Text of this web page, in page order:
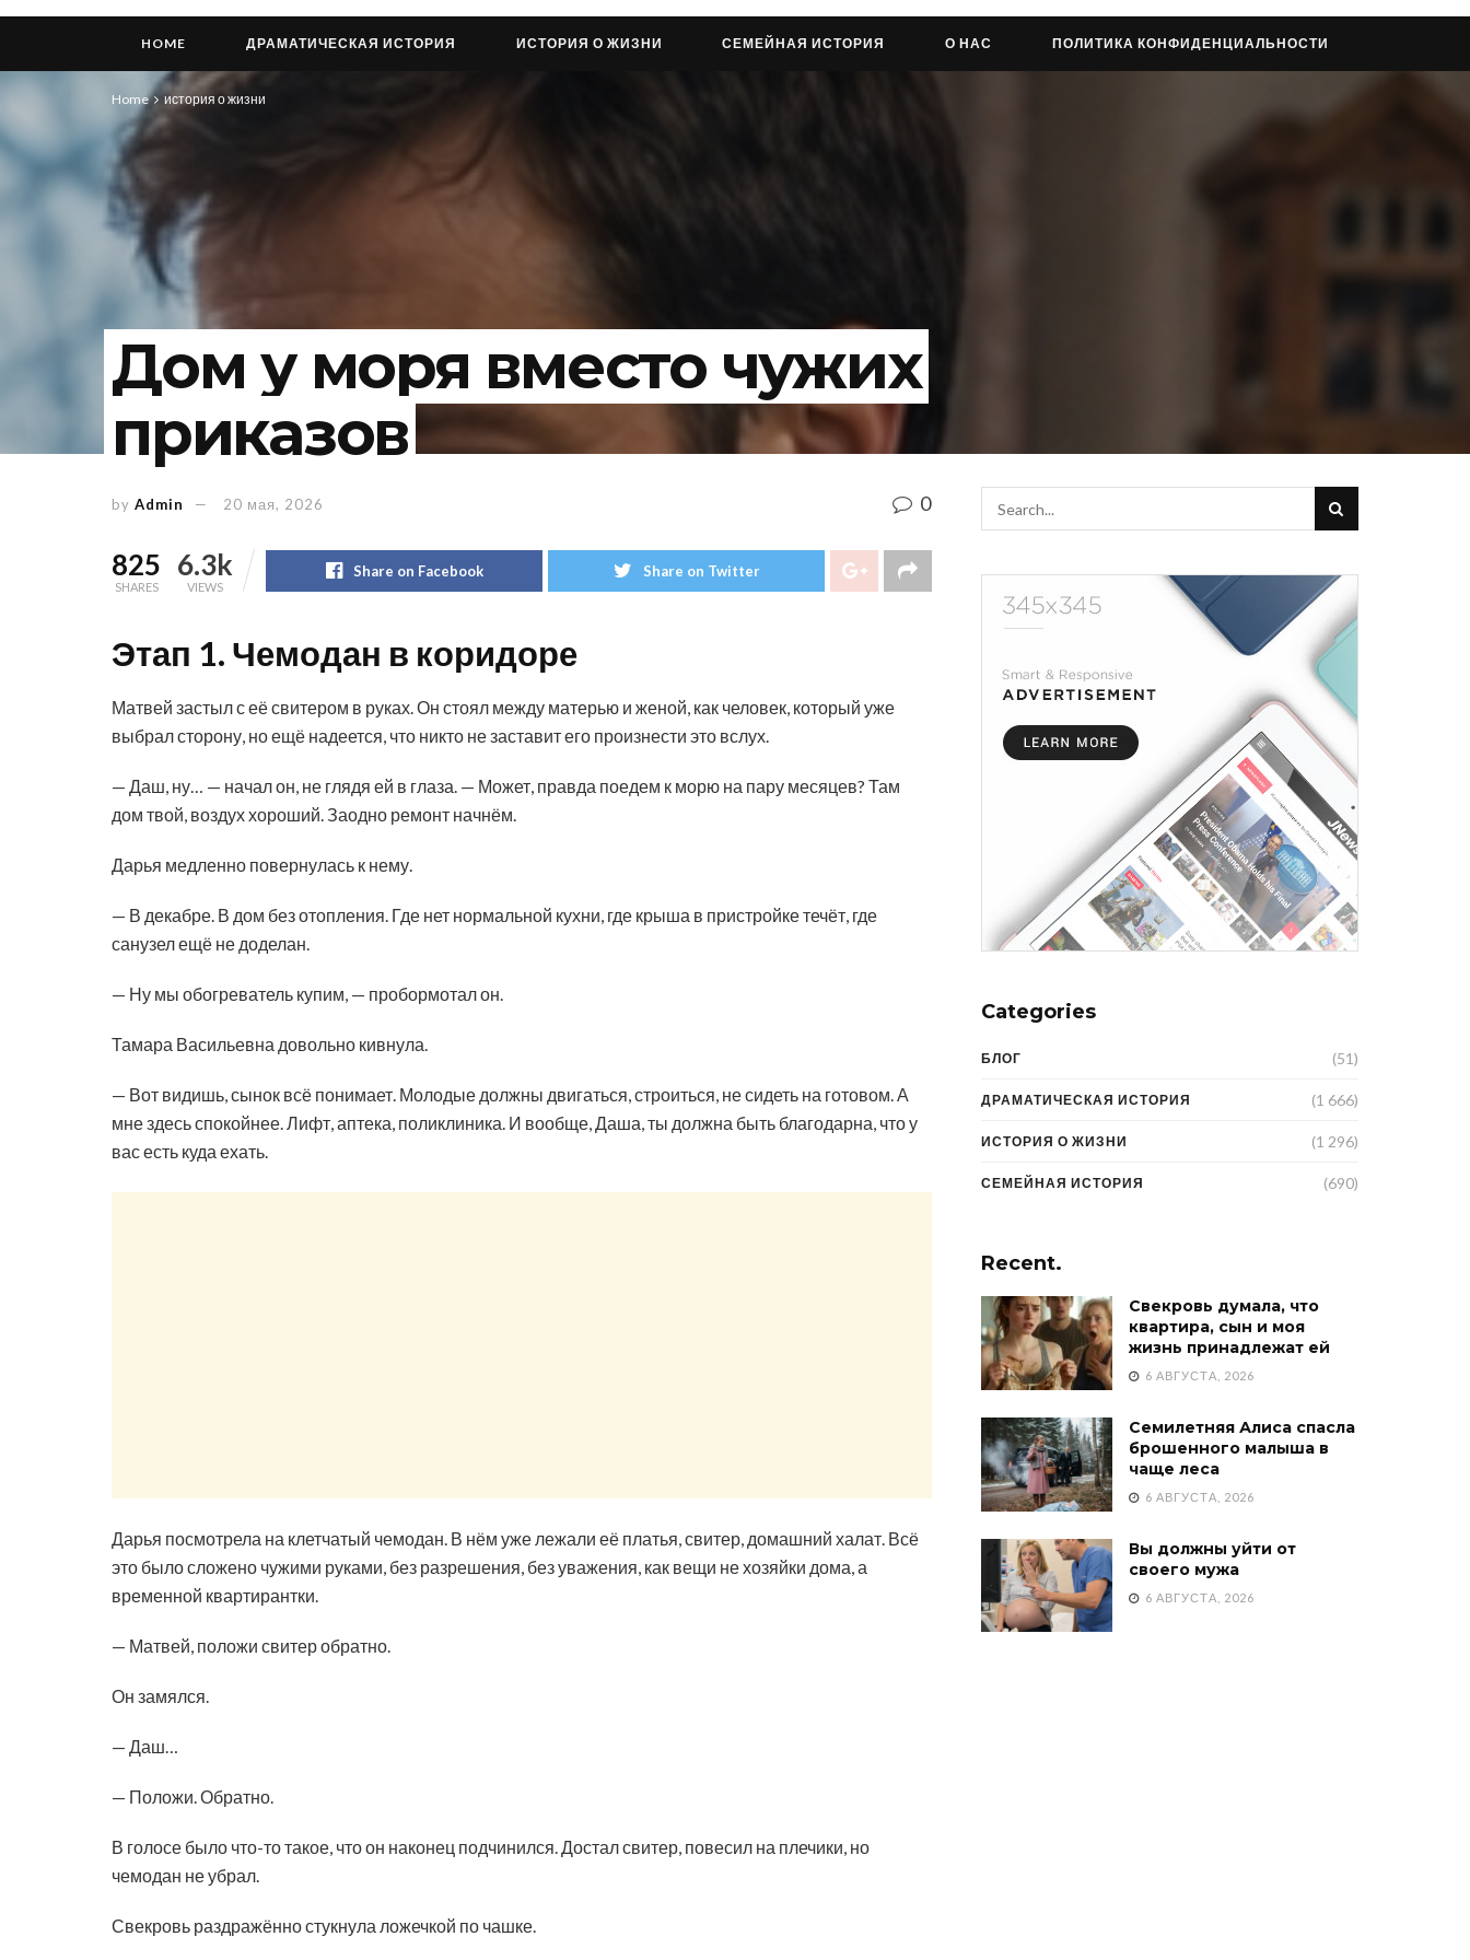
HOME ДРАМАТИЧЕСКАЯ ИСТОРИЯ ИСТОРИЯ О ЖИЗНИ СЕМЕЙНАЯ ИСТОРИЯ О НАС ПОЛИТИКА КОНФИДЕНЦИАЛЬНОСТИ
Home история о жизни
Дом у моря вместо чужих
приказов
by Admin 20 мая, 2026 0
825
SHARES
6.3k
VIEWS
Share on Facebook Share on Twitter
Этап 1. Чемодан в коридоре
Матвей застыл с её свитером в руках. Он стоял между матерью и женой, как человек, который уже
выбрал сторону, но ещё надеется, что никто не заставит его произнести это вслух.
— Даш, ну… — начал он, не глядя ей в глаза. — Может, правда поедем к морю на пару месяцев? Там
дом твой, воздух хороший. Заодно ремонт начнём.
Дарья медленно повернулась к нему.
— В декабре. В дом без отопления. Где нет нормальной кухни, где крыша в пристройке течёт, где
санузел ещё не доделан.
— Ну мы обогреватель купим, — пробормотал он.
Тамара Васильевна довольно кивнула.
— Вот видишь, сынок всё понимает. Молодые должны двигаться, строиться, не сидеть на готовом. А
мне здесь спокойнее. Лифт, аптека, поликлиника. И вообще, Даша, ты должна быть благодарна, что у
вас есть куда ехать.
Дарья посмотрела на клетчатый чемодан. В нём уже лежали её платья, свитер, домашний халат. Всё
это было сложено чужими руками, без разрешения, без уважения, как вещи не хозяйки дома, а
временной квартирантки.
— Матвей, положи свитер обратно.
Он замялся.
— Даш…
— Положи. Обратно.
В голосе было что-то такое, что он наконец подчинился. Достал свитер, повесил на плечики, но
чемодан не убрал.
Свекровь раздражённо стукнула ложечкой по чашке.
Categories
БЛОГ (51)
ДРАМАТИЧЕСКАЯ ИСТОРИЯ (1 666)
ИСТОРИЯ О ЖИЗНИ (1 296)
СЕМЕЙНАЯ ИСТОРИЯ (690)
Recent.
Свекровь думала, что
квартира, сын и моя
жизнь принадлежат ей
6 АВГУСТА, 2026
Семилетняя Алиса спасла
брошенного малыша в
чаще леса
6 АВГУСТА, 2026
Вы должны уйти от
своего мужа
6 АВГУСТА, 2026